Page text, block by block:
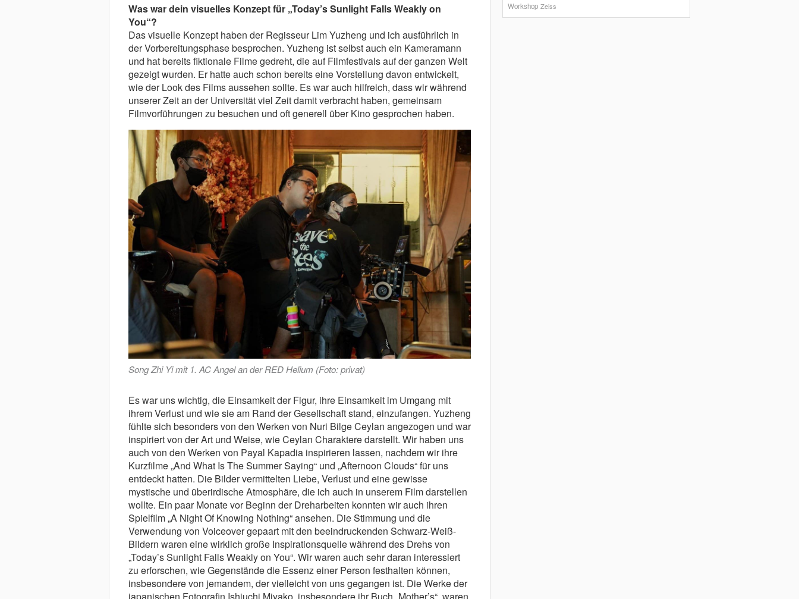
Was war dein visuelles Konzept für „Today’s Sunlight Falls Weakly on
You“?
Das visuelle Konzept haben der Regisseur Lim Yuzheng und ich ausführlich in
der Vorbereitungsphase besprochen. Yuzheng ist selbst auch ein Kameramann
und hat bereits fiktionale Filme gedreht, die auf Filmfestivals auf der ganzen Welt
gezeigt wurden. Er hatte auch schon bereits eine Vorstellung davon entwickelt,
wie der Look des Films aussehen sollte. Es war auch hilfreich, dass wir während
unserer Zeit an der Universität viel Zeit damit verbracht haben, gemeinsam
Filmvorführungen zu besuchen und oft generell über Kino gesprochen haben.
Song Zhi Yi mit 1. AC Angel an der RED Helium (Foto: privat)
Es war uns wichtig, die Einsamkeit der Figur, ihre Einsamkeit im Umgang mit
ihrem Verlust und wie sie am Rand der Gesellschaft stand, einzufangen. Yuzheng
fühlte sich besonders von den Werken von Nuri Bilge Ceylan angezogen und war
inspiriert von der Art und Weise, wie Ceylan Charaktere darstellt. Wir haben uns
auch von den Werken von Payal Kapadia inspirieren lassen, nachdem wir ihre
Kurzfilme „And What Is The Summer Saying“ und „Afternoon Clouds“ für uns
entdeckt hatten. Die Bilder vermittelten Liebe, Verlust und eine gewisse
mystische und überirdische Atmosphäre, die ich auch in unserem Film darstellen
wollte. Ein paar Monate vor Beginn der Dreharbeiten konnten wir auch ihren
Spielfilm „A Night Of Knowing Nothing“ ansehen. Die Stimmung und die
Verwendung von Voiceover gepaart mit den beeindruckenden Schwarz-Weiß-
Bildern waren eine wirklich große Inspirationsquelle während des Drehs von
„Today’s Sunlight Falls Weakly on You“. Wir waren auch sehr daran interessiert
zu erforschen, wie Gegenstände die Essenz einer Person festhalten können,
insbesondere von jemandem, der vielleicht von uns gegangen ist. Die Werke der
japanischen Fotografin Ishiuchi Miyako, insbesondere ihr Buch „Mother’s“, waren
Workshop Zeiss